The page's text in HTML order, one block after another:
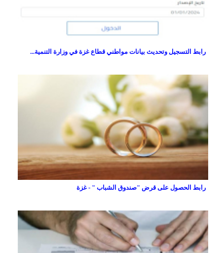
رابط التسجيل وتحديث بيانات مواطني قطاع غزة في وزارة التنمية...
رابط الحصول على قرض "صندوق الشباب " - غزة